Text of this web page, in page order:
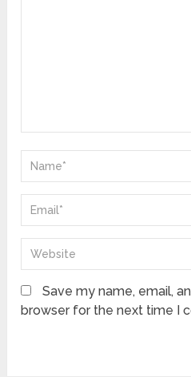
Save my name, email,
browser for the next time I